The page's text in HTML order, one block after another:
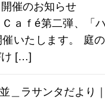
催のお知らせ
ａｆé第二弾、「
いたします。 庭
け […]
＿ラサンタだより